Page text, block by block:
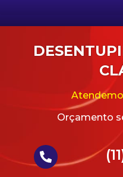
Orçamento